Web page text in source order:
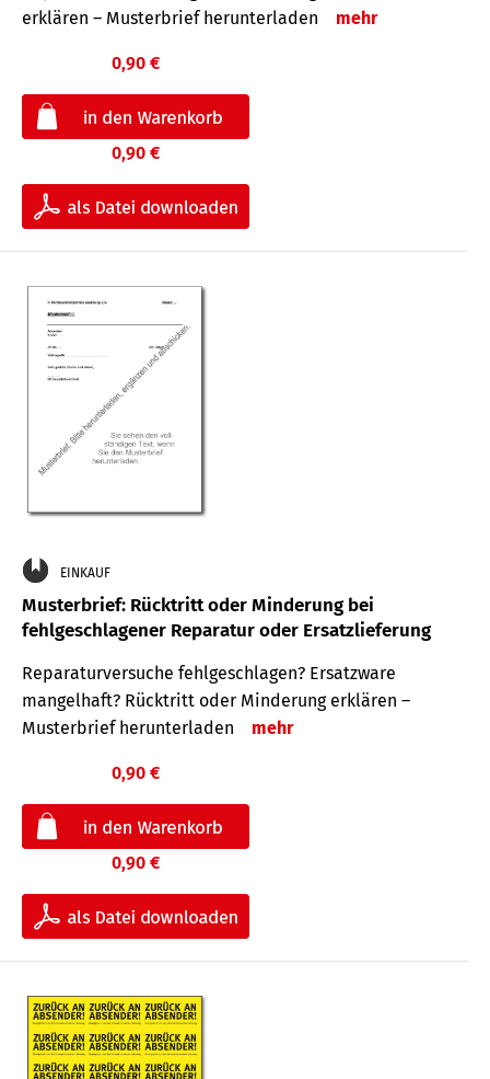
erklären – Musterbrief herunterladen
mehr
0,90 €
0,90 €
EINKAUF
Musterbrief: Rücktritt oder Minderung bei
fehlgeschlagener Reparatur oder Ersatzlieferung
Reparaturversuche fehlgeschlagen? Ersatzware
mangelhaft? Rücktritt oder Minderung erklären –
Musterbrief herunterladen
mehr
0,90 €
0,90 €